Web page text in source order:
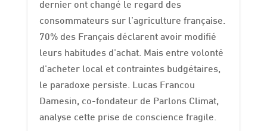
dernier ont changé le regard des
consommateurs sur l'agriculture française.
70% des Français déclarent avoir modifié
leurs habitudes d'achat. Mais entre volonté
d'acheter local et contraintes budgétaires,
le paradoxe persiste. Lucas Francou
Damesin, co-fondateur de Parlons Climat,
analyse cette prise de conscience fragile.